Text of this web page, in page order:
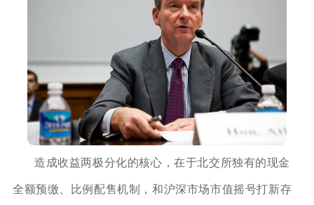
造成收益两极分化的核心，在于北交所独有的现金
全额预缴、比例配售机制，和沪深市场市值摇号打新存